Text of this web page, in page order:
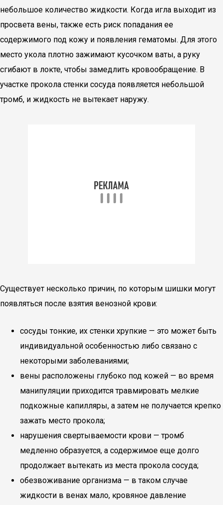
небольшое количество жидкости. Когда игла выходит из
просвета вены, также есть риск попадания ее
содержимого под кожу и появления гематомы. Для этого
место укола плотно зажимают кусочком ваты, а руку
сгибают в локте, чтобы замедлить кровообращение. В
участке прокола стенки сосуда появляется небольшой
тромб, и жидкость не вытекает наружу.
Существует несколько причин, по которым шишки могут
появляться после взятия венозной крови:
сосуды тонкие, их стенки хрупкие — это может быть
индивидуальной особенностью либо связано с
некоторыми заболеваниями;
вены расположены глубоко под кожей — во время
манипуляции приходится травмировать мелкие
подкожные капилляры, а затем не получается крепко
зажать место прокола;
нарушения свертываемости крови — тромб
медленно образуется, а содержимое еще долго
продолжает вытекать из места прокола сосуда;
обезвоживание организма — в таком случае
жидкости в венах мало, кровяное давление